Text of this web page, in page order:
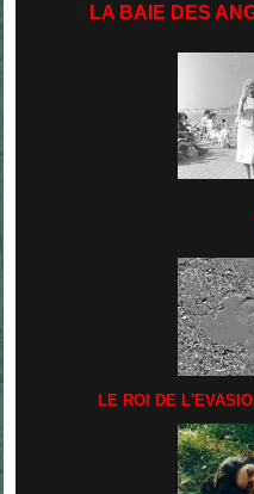
LA BAIE DES
LE ROI DE